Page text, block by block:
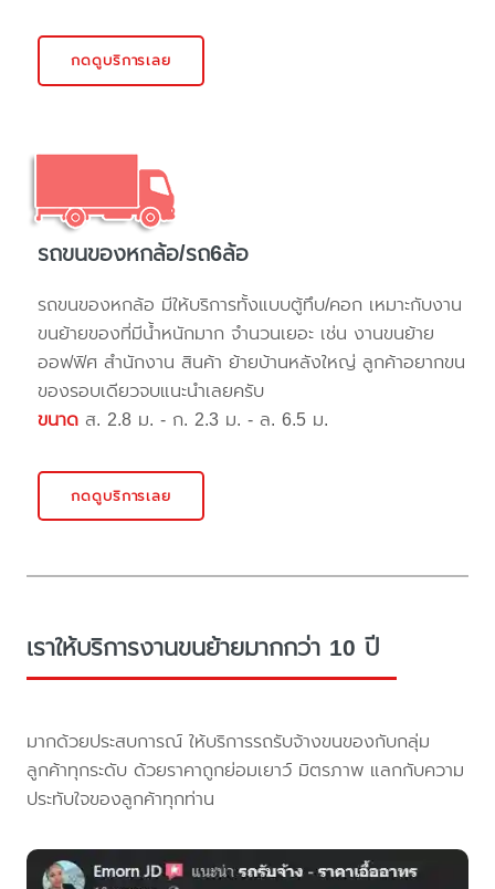
กดดูบริการเลย
รถขนของหกล้อ/รถ6ล้อ
รถขนของหกล้อ มีให้บริการทั้งแบบตู้ทึบ/คอก เหมาะกับงาน
ขนย้ายของที่มีน้ำหนักมาก จำนวนเยอะ เช่น งานขนย้าย
ออฟฟิศ สำนักงาน สินค้า ย้ายบ้านหลังใหญ่ ลูกค้าอยากขน
ของรอบเดียวจบแนะนำเลยครับ
ขนาด ส. 2.8 ม. - ก. 2.3 ม. - ล. 6.5 ม.
กดดูบริการเลย
เราให้บริการงานขนย้ายมากกว่า 10 ปี
มากด้วยประสบการณ์ ให้บริการรถรับจ้างขนของกับกลุ่ม
ลูกค้าทุกระดับ ด้วยราคาถูกย่อมเยาว์ มิตรภาพ แลกกับความ
ประทับใจของลูกค้าทุกท่าน